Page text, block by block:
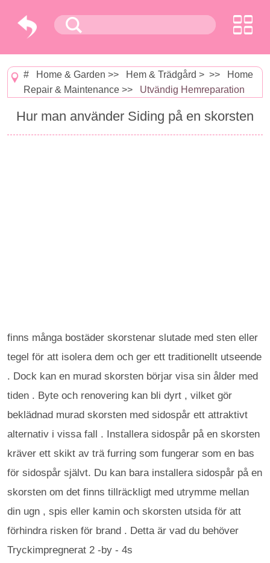
# Home & Garden >> Hem & Trädgård > >>
Home
Repair & Maintenance >> Utvändig Hemreparation
Hur man använder Siding på en skorsten
finns många bostäder skorstenar slutade med sten eller
tegel för att isolera dem och ger ett traditionellt utseende
. Dock kan en murad skorsten börjar visa sin ålder med
tiden . Byte och renovering kan bli dyrt , vilket gör
beklädnad murad skorsten med sidospår ett attraktivt
alternativ i vissa fall . Installera sidospår på en skorsten
kräver ett skikt av trä furring som fungerar som en bas
för sidospår självt. Du kan bara installera sidospår på en
skorsten om det finns tillräckligt med utrymme mellan
din ugn , spis eller kamin och skorsten utsida för att
förhindra risken för brand . Detta är vad du behöver
Tryckimpregnerat 2 -by - 4s